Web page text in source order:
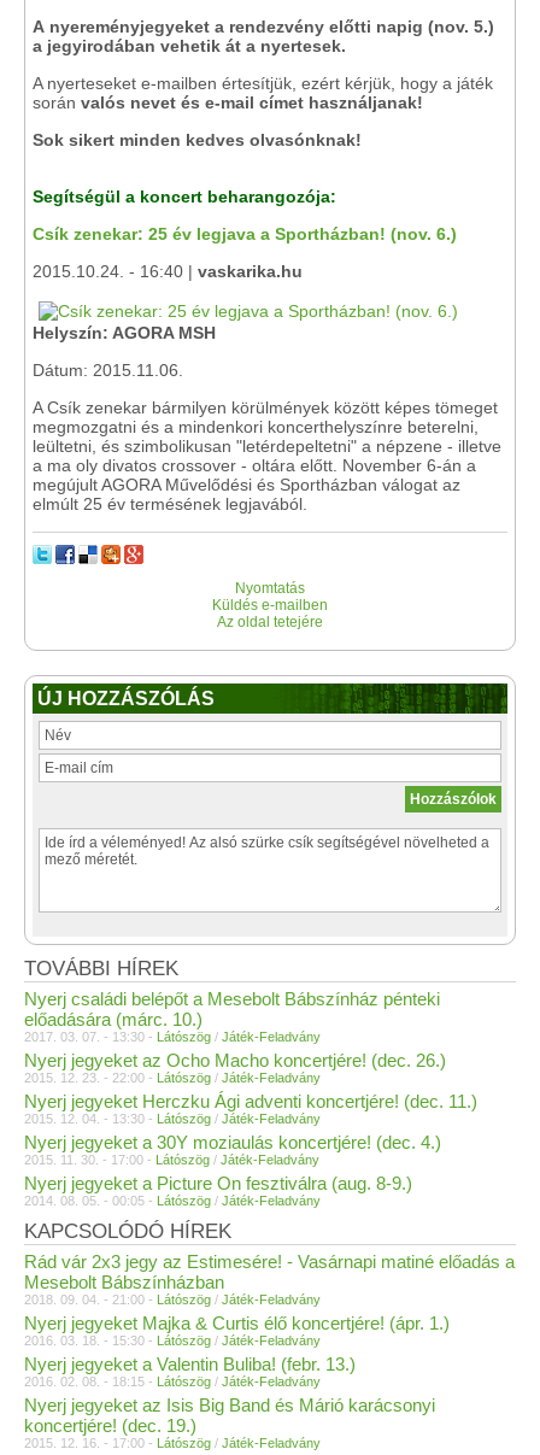
A nyereményjegyeket a rendezvény előtti napig (nov. 5.)
a jegyirodában vehetik át a nyertesek.
A nyerteseket e-mailben értesítjük, ezért kérjük, hogy a játék
során valós nevet és e-mail címet használjanak!
Sok sikert minden kedves olvasónknak!
Segítségül a koncert beharangozója:
Csík zenekar: 25 év legjava a Sportházban! (nov. 6.)
2015.10.24. - 16:40 | vaskarika.hu
Helyszín: AGORA MSH
Dátum: 2015.11.06.
A Csík zenekar bármilyen körülmények között képes tömeget
megmozgatni és a mindenkori koncerthelyszínre beterelni,
leültetni, és szimbolikusan "letérdepeltetni" a népzene - illetve
a ma oly divatos crossover - oltára előtt. November 6-án a
megújult AGORA Művelődési és Sportházban válogat az
elmúlt 25 év termésének legjavából.
Nyomtatás
Küldés e-mailben
Az oldal tetejére
ÚJ HOZZÁSZÓLÁS
TOVÁBBI HÍREK
Nyerj családi belépőt a Mesebolt Bábszínház pénteki
előadására (márc. 10.)
2017. 03. 07. - 13:30 - Látószög / Játék-Feladvány
Nyerj jegyeket az Ocho Macho koncertjére! (dec. 26.)
2015. 12. 23. - 22:00 - Látószög / Játék-Feladvány
Nyerj jegyeket Herczku Ági adventi koncertjére! (dec. 11.)
2015. 12. 04. - 13:30 - Látószög / Játék-Feladvány
Nyerj jegyeket a 30Y moziaulás koncertjére! (dec. 4.)
2015. 11. 30. - 17:00 - Látószög / Játék-Feladvány
Nyerj jegyeket a Picture On fesztiválra (aug. 8-9.)
2014. 08. 05. - 00:05 - Látószög / Játék-Feladvány
KAPCSOLÓDÓ HÍREK
Rád vár 2x3 jegy az Estimesére! - Vasárnapi matiné előadás a
Mesebolt Bábszínházban
2018. 09. 04. - 21:00 - Látószög / Játék-Feladvány
Nyerj jegyeket Majka & Curtis élő koncertjére! (ápr. 1.)
2016. 03. 18. - 15:30 - Látószög / Játék-Feladvány
Nyerj jegyeket a Valentin Buliba! (febr. 13.)
2016. 02. 08. - 18:15 - Látószög / Játék-Feladvány
Nyerj jegyeket az Isis Big Band és Márió karácsonyi
koncertjére! (dec. 19.)
2015. 12. 16. - 17:00 - Látószög / Játék-Feladvány